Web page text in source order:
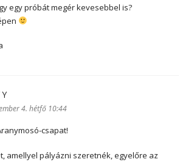
egy próbát megér kevesebbel is?
4. hétfő 10:44
csapat!
amellyel pályázni szeretnék, egyelőre az